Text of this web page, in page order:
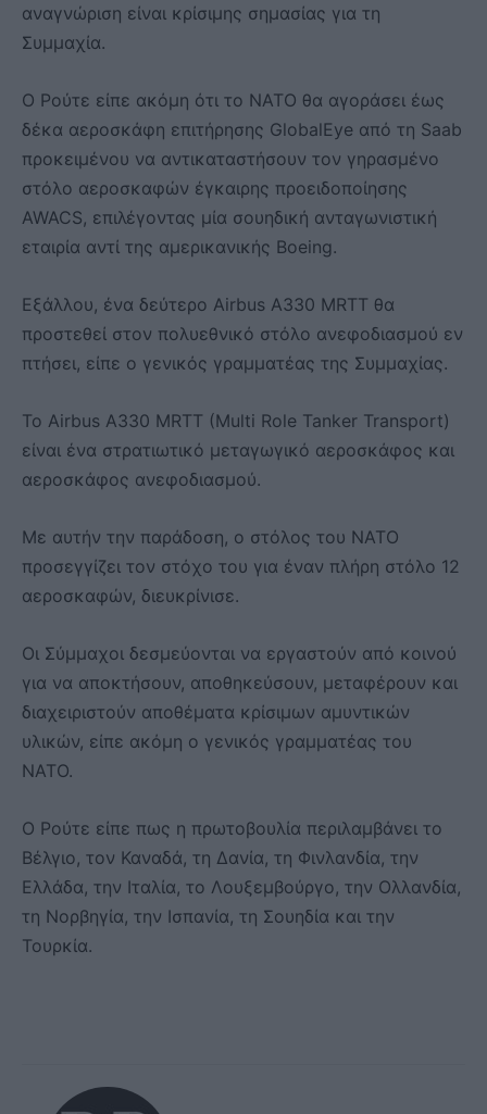
αναγνώριση είναι κρίσιμης σημασίας για τη
Συμμαχία.
Ο Ρούτε είπε ακόμη ότι το ΝΑΤΟ θα αγοράσει έως
δέκα αεροσκάφη επιτήρησης GlobalEye από τη Saab
προκειμένου να αντικαταστήσουν τον γηρασμένο
στόλο αεροσκαφών έγκαιρης προειδοποίησης
AWACS, επιλέγοντας μία σουηδική ανταγωνιστική
εταιρία αντί της αμερικανικής Boeing.
Εξάλλου, ένα δεύτερο Airbus A330 MRTT θα
προστεθεί στον πολυεθνικό στόλο ανεφοδιασμού εν
πτήσει, είπε ο γενικός γραμματέας της Συμμαχίας.
Το Airbus A330 MRTT (Multi Role Tanker Transport)
είναι ένα στρατιωτικό μεταγωγικό αεροσκάφος και
αεροσκάφος ανεφοδιασμού.
Με αυτήν την παράδοση, ο στόλος του ΝΑΤΟ
προσεγγίζει τον στόχο του για έναν πλήρη στόλο 12
αεροσκαφών, διευκρίνισε.
Οι Σύμμαχοι δεσμεύονται να εργαστούν από κοινού
για να αποκτήσουν, αποθηκεύσουν, μεταφέρουν και
διαχειριστούν αποθέματα κρίσιμων αμυντικών
υλικών, είπε ακόμη ο γενικός γραμματέας του
ΝΑΤΟ.
Ο Ρούτε είπε πως η πρωτοβουλία περιλαμβάνει το
Βέλγιο, τον Καναδά, τη Δανία, τη Φινλανδία, την
Ελλάδα, την Ιταλία, το Λουξεμβούργο, την Ολλανδία,
τη Νορβηγία, την Ισπανία, τη Σουηδία και την
Τουρκία.